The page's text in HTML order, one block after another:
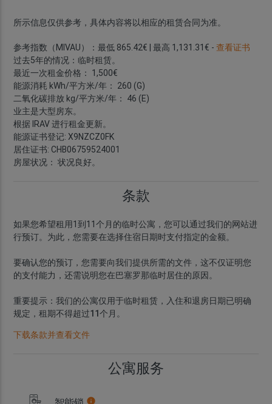
所示信息仅供参考，具体内容将以相应的租赁合同为准。
参考指数（MIVAU）：最低 865.42€ | 最高 1,131.31€ -查看证书
过去5年的情况：临时租赁。
最近一次租金价格： 1,500€
能源消耗 kWh/平方米/年： 260 (G)
二氧化碳排放 kg/平方米/年： 46 (E)
业主是大型房东。
根据 IRAV 进行租金更新。
能源证书登记: X9NZCZ0FK
居住证书: CHB06759524001
房屋状况： 状况良好。
条款
如果您希望租用1到11个月的临时公寓，您可以通过我们的网站进
行预订。为此，您需要在选择住宿日期时支付指定的金额。
要确认您的预订，您需要向我们提供所需的文件，这不仅证明您
的支付能力，还需说明您在巴塞罗那临时居住的原因。
重要提示：我们的公寓仅用于临时租赁，入住和退房日期已明确
规定，租期不得超过11个月。
下载条款并查看文件
公寓服务
info